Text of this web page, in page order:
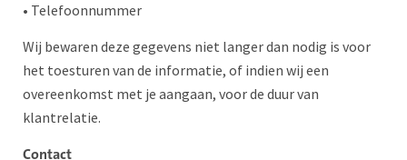
• Telefoonnummer
Wij bewaren deze gegevens niet langer dan nodig is voor
het toesturen van de informatie, of indien wij een
overeenkomst met je aangaan, voor de duur van
klantrelatie.
Contact